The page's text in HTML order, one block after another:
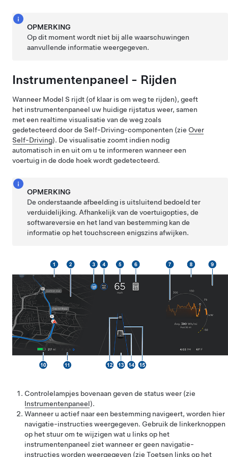
OPMERKING
Op dit moment wordt niet bij alle waarschuwingen
aanvullende informatie weergegeven.
Instrumentenpaneel - Rijden
Wanneer Model S rijdt (of klaar is om weg te rijden), geeft
het instrumentenpaneel uw huidige rijstatus weer, samen
met een realtime visualisatie van de weg zoals
gedetecteerd door de Self-Driving-componenten (zie Over
Self-Driving). De visualisatie zoomt indien nodig
automatisch in en uit om u te informeren wanneer een
voertuig in de dode hoek wordt gedetecteerd.
OPMERKING
De onderstaande afbeelding is uitsluitend bedoeld ter
verduidelijking. Afhankelijk van de voertuigopties, de
softwareversie en het land van bestemming kan de
informatie op het touchscreen enigszins afwijken.
Controlelampjes bovenaan geven de status weer (zie
Instrumentenpaneel).
Wanneer u actief naar een bestemming navigeert, worden hier
navigatie-instructies weergegeven. Gebruik de linkerknoppen
op het stuur om te wijzigen wat u links op het
instrumentenpaneel ziet wanneer er geen navigatie-
instructies worden weergegeven (zie Toetsen links op het